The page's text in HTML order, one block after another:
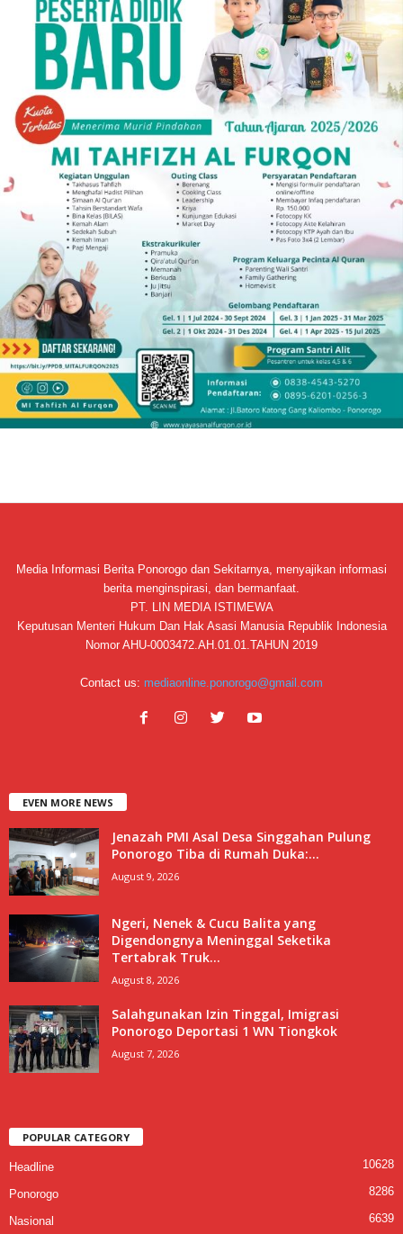
Media Informasi Berita Ponorogo dan Sekitarnya, menyajikan informasi
berita menginspirasi, dan bermanfaat.
PT. LIN MEDIA ISTIMEWA
Keputusan Menteri Hukum Dan Hak Asasi Manusia Republik Indonesia
Nomor AHU-0003472.AH.01.01.TAHUN 2019
Contact us: mediaonline.ponorogo@gmail.com
EVEN MORE NEWS
Jenazah PMI Asal Desa Singgahan Pulung
Ponorogo Tiba di Rumah Duka:...
August 9, 2026
Ngeri, Nenek & Cucu Balita yang
Digendongnya Meninggal Seketika
Tertabrak Truk...
August 8, 2026
Salahgunakan Izin Tinggal, Imigrasi
Ponorogo Deportasi 1 WN Tiongkok
August 7, 2026
POPULAR CATEGORY
Headline 10628
Ponorogo 8286
Nasional 6639